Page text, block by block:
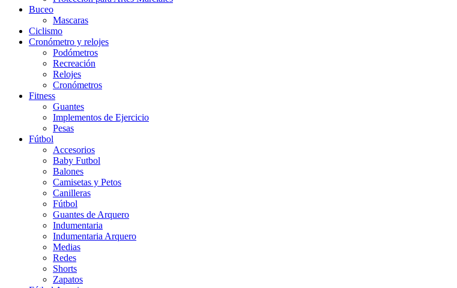
Buceo
Mascaras
Ciclismo
Cronómetro y relojes
Podómetros
Recreación
Relojes
Cronómetros
Fitness
Guantes
Implementos de Ejercicio
Pesas
Fútbol
Accesorios
Baby Futbol
Balones
Camisetas y Petos
Canilleras
Fútbol
Guantes de Arquero
Indumentaria
Indumentaria Arquero
Medias
Redes
Shorts
Zapatos